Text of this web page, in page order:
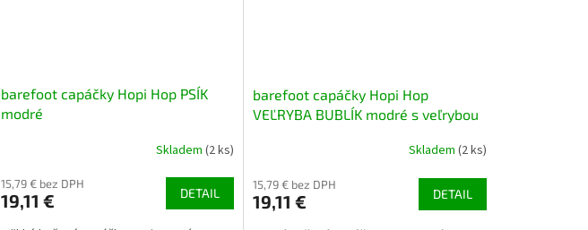
barefoot capáčky Hopi Hop PSÍK
modré
Skladem (2 ks)
15,79 € bez DPH
19,11 € DETAIL
barefoot capáčky Hopi Hop
VEĽRYBA BUBLÍK modré s veľrybou
Skladem (2 ks)
15,79 € bez DPH
19,11 € DETAIL